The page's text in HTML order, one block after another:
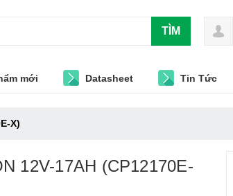
TÌM
mới Datasheet Tin Tức
X)
12V-17AH (CP12170E-